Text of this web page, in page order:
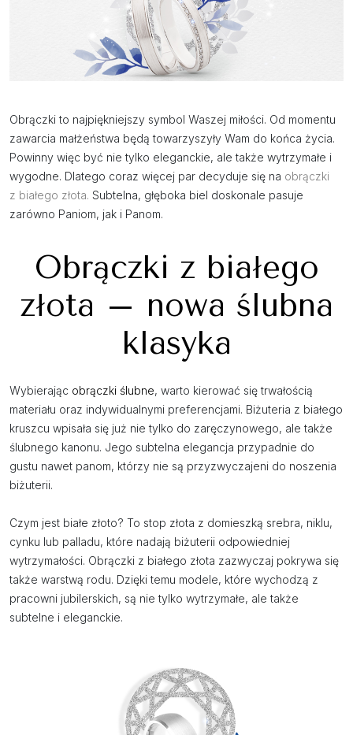
Obrączki to najpiękniejszy symbol Waszej miłości. Od momentu
zawarcia małżeństwa będą towarzyszyły Wam do końca życia.
Powinny więc być nie tylko eleganckie, ale także wytrzymałe i
wygodne. Dlatego coraz więcej par decyduje się na obrączki
z białego złota. Subtelna, głęboka biel doskonale pasuje
zarówno Paniom, jak i Panom.
Obrączki z białego
złota – nowa ślubna
klasyka
Wybierając obrączki ślubne, warto kierować się trwałością
materiału oraz indywidualnymi preferencjami. Biżuteria z białego
kruszcu wpisała się już nie tylko do zaręczynowego, ale także
ślubnego kanonu. Jego subtelna elegancja przypadnie do
gustu nawet panom, którzy nie są przyzwyczajeni do noszenia
biżuterii.
Czym jest białe złoto? To stop złota z domieszką srebra, niklu,
cynku lub palladu, które nadają biżuterii odpowiedniej
wytrzymałości. Obrączki z białego złota zazwyczaj pokrywa się
także warstwą rodu. Dzięki temu modele, które wychodzą z
pracowni jubilerskich, są nie tylko wytrzymałe, ale także
subtelne i eleganckie.